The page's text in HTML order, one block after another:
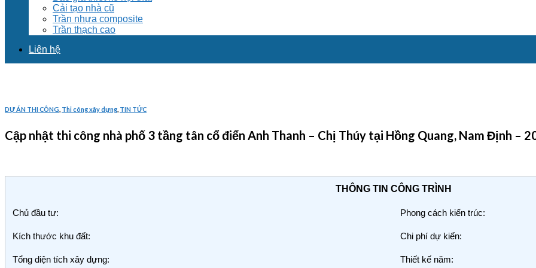
Cải tạo nhà cũ
Trần nhựa composite
Trần thạch cao
Liên hệ
DỰ ÁN THI CÔNG Thi công xây dựng TIN TỨC
Cập nhật thi công nhà phố 3 tầng tân cổ điển Anh Thanh – Chị Thúy tại Hồng Quang, Nam Định –
THÔNG TIN CÔNG TRÌNH
Chủ đầu tư: Phong cách kiến trúc:
Kích thước khu đất: Chi phí dự kiến:
Tổng diện tích xây dựng: Thiết kế năm: